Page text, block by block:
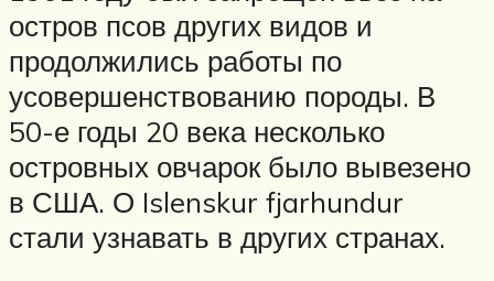
остров псов других видов и
продолжились работы по
усовершенствованию породы. В
50-е годы 20 века несколько
островных овчарок было вывезено
в США. О Islenskur fjarhundur
стали узнавать в других странах.